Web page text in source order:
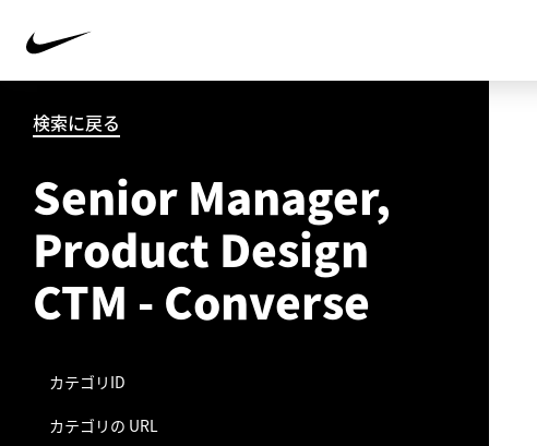
検索に戻る
Senior Manager,
Product Design
CTM - Converse
カテゴリID
カテゴリの URL